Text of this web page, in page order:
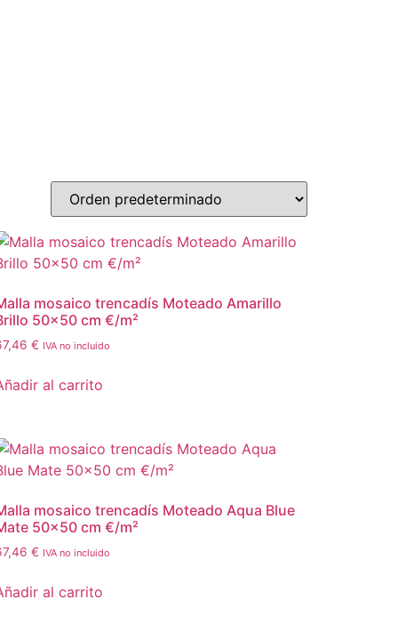
mosaico trencadís Moteado Amarillo
50×50 cm €/m²
€ IVA no incluido
al carrito
mosaico trencadís Moteado Aqua Blue
50×50 cm €/m²
€ IVA no incluido
al carrito